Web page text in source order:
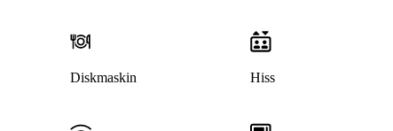
Diskmaskin Hiss